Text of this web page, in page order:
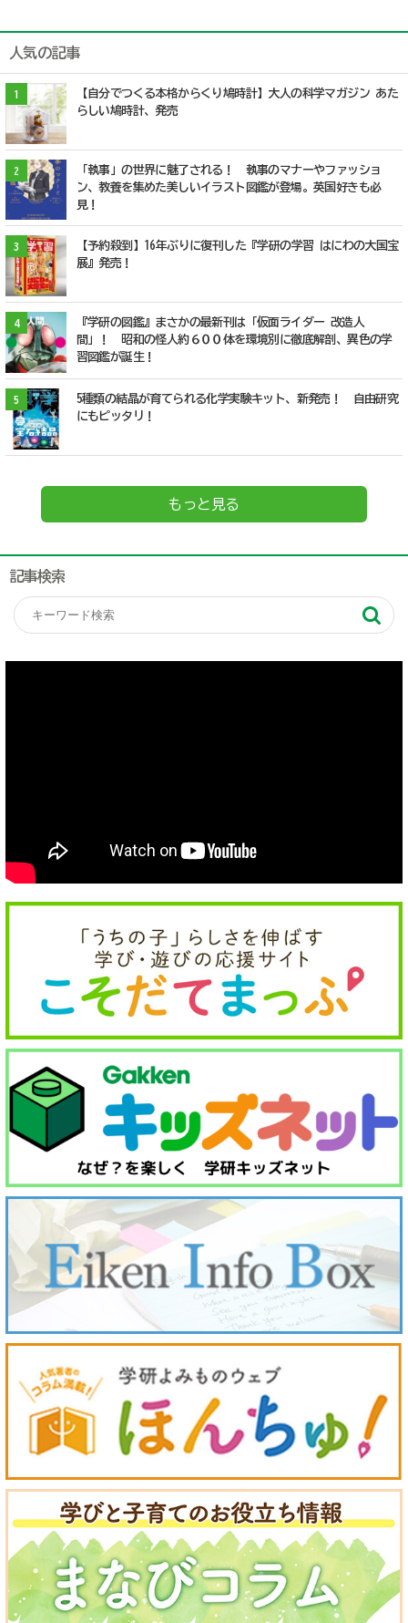
人気の記事
1
【自分でつくる本格からくり鳩時計】大人の科学マガジン あた
らしい鳩時計、発売
2
「執事」の世界に魅了される！ 執事のマナーやファッショ
ン、教養を集めた美しいイラスト図鑑が登場。英国好きも必
見！
3
【予約殺到】16年ぶりに復刊した『学研の学習 はにわの大国宝
展』発売！
4
『学研の図鑑』まさかの最新刊は「仮面ライダー 改造人
間」！ 昭和の怪人約６００体を環境別に徹底解剖、異色の学
習図鑑が誕生！
5
5種類の結晶が育てられる化学実験キット、新発売！ 自由研究
にもピッタリ！
もっと見る
記事検索